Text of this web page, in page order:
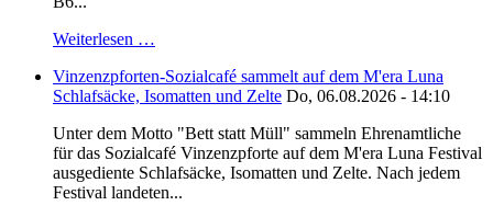
Weiterlesen …
Vinzenzpforten-Sozialcafé sammelt auf dem M'era Luna
Schlafsäcke, Isomatten und Zelte Do, 06.08.2026 - 14:10
Unter dem Motto "Bett statt Müll" sammeln Ehrenamtliche
für das Sozialcafé Vinzenzpforte auf dem M'era Luna Festival
ausgediente Schlafsäcke, Isomatten und Zelte. Nach jedem
Festival landeten...